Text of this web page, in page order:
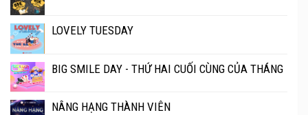
LOVELY TUESDAY
BIG SMILE DAY - THỨ HAI CUỐI CÙNG CỦA THÁNG
NÂNG HẠNG THÀNH VIÊN